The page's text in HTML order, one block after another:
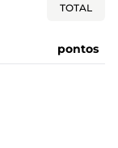
TOTAL
pontos